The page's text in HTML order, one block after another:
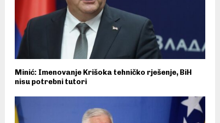
Minić: Imenovanje Krišoka tehničko rješenje, BiH
nisu potrebni tutori